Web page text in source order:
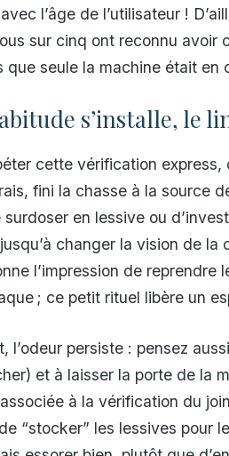
l’âge de l’utilisateur !
sur cinq ont reconnu avoir
que seule la machine était en
s’installe, le
cette vérification express,
fini la chasse à la source
en lessive ou
changer la vision de
l’impression de reprendre
; ce petit rituel libère un
l’odeur persiste : pensez
et à laisser la porte de la
à la vérification du
“stocker” les lessives pour